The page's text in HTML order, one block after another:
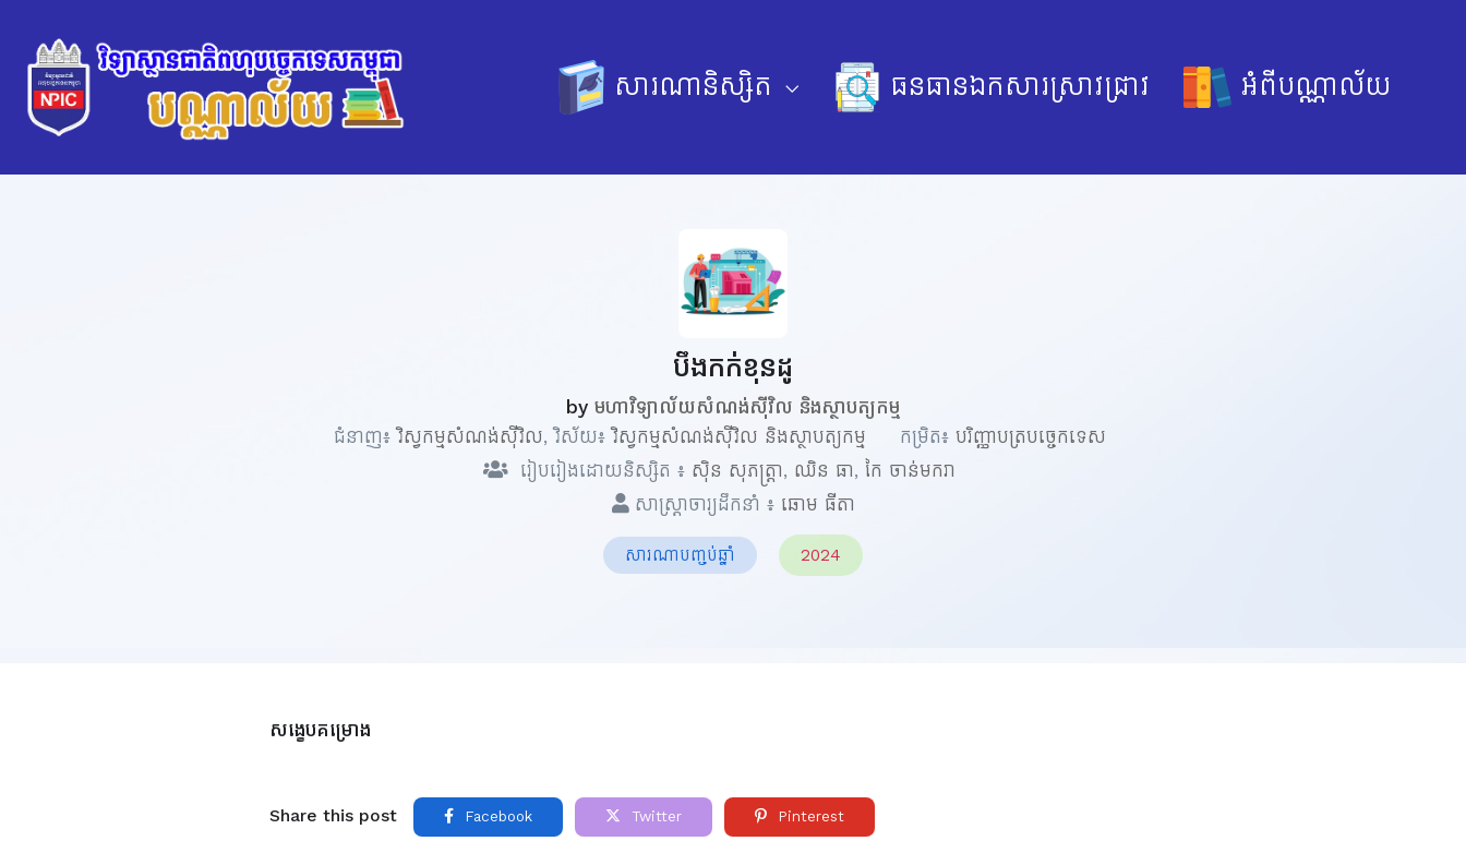
សារណានិស្សិត ធនធានឯកសារស្រាវជ្រាវ អំពីបណ្ណាល័យ
បឹងកក់ខុនដូ
by មហាវិទ្យាល័យសំណង់ស៊ីវិល និងស្ថាបត្យកម្ម
ជំនាញ៖វិស្វកម្មសំណង់ស៊ីវិល, វិស័យ៖វិស្វកម្មសំណង់ស៊ីវិល និងស្ថាបត្យកម្ម កម្រិត៖ បរិញ្ញាបត្របច្ចេកទេស
រៀបរៀងដោយនិស្សិត ៖ ស៊ិន សុភត្រ្តា, ឈិន ធា, កៃ ចាន់មករា
សាស្ត្រាចារ្យដឹកនាំ ៖ ឆោម ធីតា
សារណាបញ្ចប់ឆ្នាំ 2024
សង្ខេបគម្រោង
Share this post Facebook Twitter Pinterest